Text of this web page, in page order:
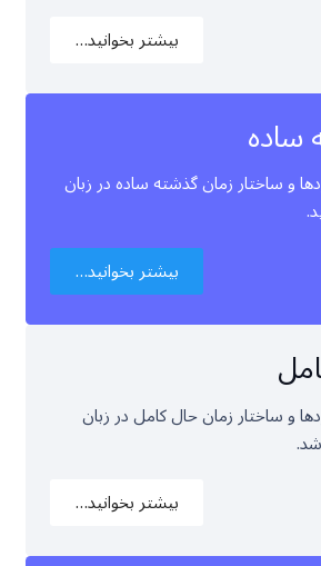
بیشتر بخوانید…
ساده
و ساختار زمان گذشته ساده در زبان
بیشتر بخوانید…
و ساختار زمان حال کامل در زبان
بیشتر بخوانید…